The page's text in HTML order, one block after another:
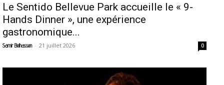
Le Sentido Bellevue Park accueille le « 9-
Hands Dinner », une expérience
gastronomique...
Samir Belhassen - 21 juillet 2026 0